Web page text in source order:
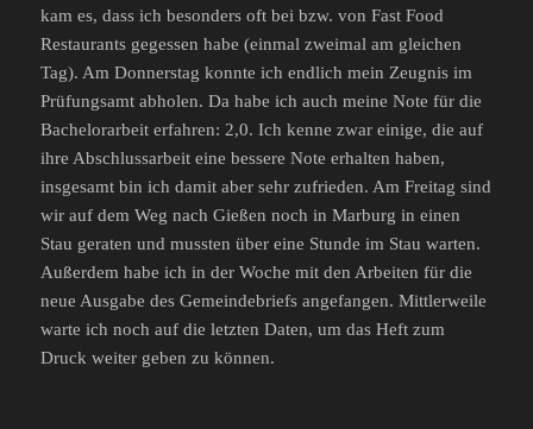
kam es, dass ich besonders oft bei bzw. von Fast Food
Restaurants gegessen habe (einmal zweimal am gleichen
Tag). Am Donnerstag konnte ich endlich mein Zeugnis im
Prüfungsamt abholen. Da habe ich auch meine Note für die
Bachelorarbeit erfahren: 2,0. Ich kenne zwar einige, die auf
ihre Abschlussarbeit eine bessere Note erhalten haben,
insgesamt bin ich damit aber sehr zufrieden. Am Freitag sind
wir auf dem Weg nach Gießen noch in Marburg in einen
Stau geraten und mussten über eine Stunde im Stau warten.
Außerdem habe ich in der Woche mit den Arbeiten für die
neue Ausgabe des Gemeindebriefs angefangen. Mittlerweile
warte ich noch auf die letzten Daten, um das Heft zum
Druck weiter geben zu können.